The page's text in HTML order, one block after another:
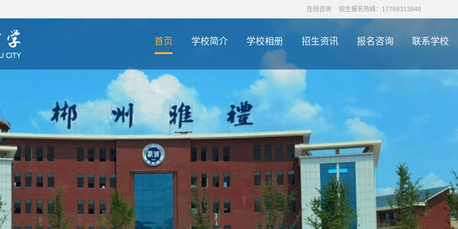
在线咨询 招生报名热线：17769313848
首页 学校简介 学校相册 招生资讯 报名咨询 联系学校